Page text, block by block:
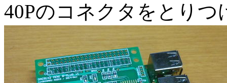
40Pのコネクタをとり